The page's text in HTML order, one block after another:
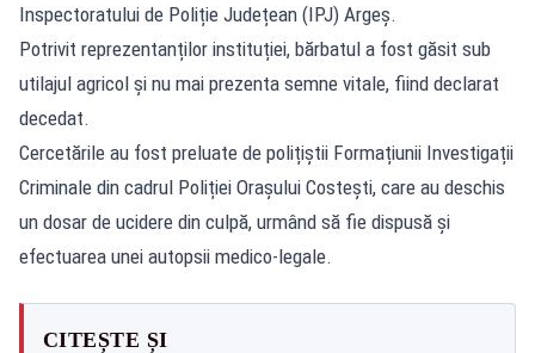
Inspectoratului de Poliție Județean (IPJ) Argeș.
Potrivit reprezentanților instituției, bărbatul a fost găsit sub
utilajul agricol și nu mai prezenta semne vitale, fiind declarat
decedat.
Cercetările au fost preluate de polițiștii Formațiunii Investigații
Criminale din cadrul Poliției Orașului Costești, care au deschis
un dosar de ucidere din culpă, urmând să fie dispusă și
efectuarea unei autopsii medico-legale.
CITEȘTE ȘI